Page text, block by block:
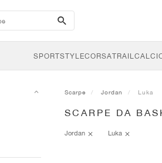
search-
btn
SPORTSTYLECORSATRAIL
Scarpe Jordan Luka
SCARPE DA
Jordan Luka